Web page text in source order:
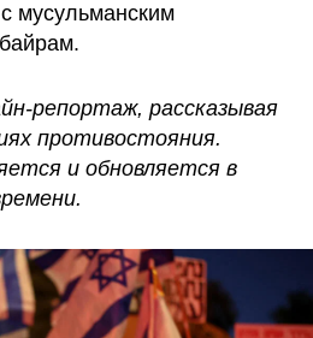
мусульманским
репортаж, рассказывая
противостояния.
и обновляется в